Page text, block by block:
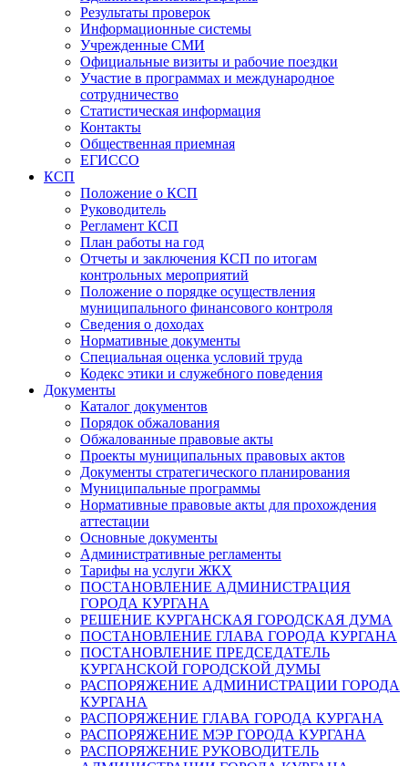
Результаты проверок
Информационные системы
Учрежденные СМИ
Официальные визиты и рабочие поездки
Участие в программах и международное
сотрудничество
Статистическая информация
Контакты
Общественная приемная
ЕГИССО
КСП
Положение о КСП
Руководитель
Регламент КСП
План работы на год
Отчеты и заключения КСП по итогам
контрольных мероприятий
Положение о порядке осуществления
муниципального финансового контроля
Сведения о доходах
Нормативные документы
Специальная оценка условий труда
Кодекс этики и служебного поведения
Документы
Каталог документов
Порядок обжалования
Обжалованные правовые акты
Проекты муниципальных правовых актов
Документы стратегического планирования
Муниципальные программы
Нормативные правовые акты для прохождения
аттестации
Основные документы
Административные регламенты
Тарифы на услуги ЖКХ
ПОСТАНОВЛЕНИЕ АДМИНИСТРАЦИЯ
ГОРОДА КУРГАНА
РЕШЕНИЕ КУРГАНСКАЯ ГОРОДСКАЯ ДУМА
ПОСТАНОВЛЕНИЕ ГЛАВА ГОРОДА КУРГАНА
ПОСТАНОВЛЕНИЕ ПРЕДСЕДАТЕЛЬ
КУРГАНСКОЙ ГОРОДСКОЙ ДУМЫ
РАСПОРЯЖЕНИЕ АДМИНИСТРАЦИИ ГОРОДА
КУРГАНА
РАСПОРЯЖЕНИЕ ГЛАВА ГОРОДА КУРГАНА
РАСПОРЯЖЕНИЕ МЭР ГОРОДА КУРГАНА
РАСПОРЯЖЕНИЕ РУКОВОДИТЕЛЬ